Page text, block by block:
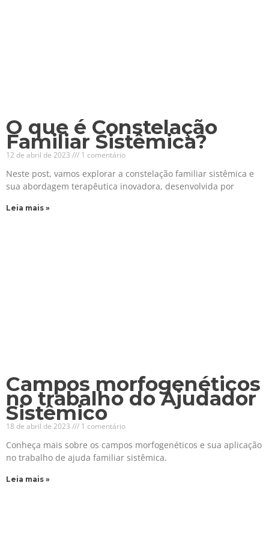
O que é Constelação
Familiar Sistêmica?
12 de abril de 2023 1 comentário
Neste post, vamos explorar a constelação familiar sistêmica e
sua abordagem terapêutica inovadora, desenvolvida por
Leia mais »
Campos morfogenéticos
no trabalho do Ajudador
Sistêmico
18 de abril de 2023 1 comentário
Conheça mais sobre os campos morfogenéticos e sua aplicação
no trabalho de ajuda familiar sistêmica.
Leia mais »